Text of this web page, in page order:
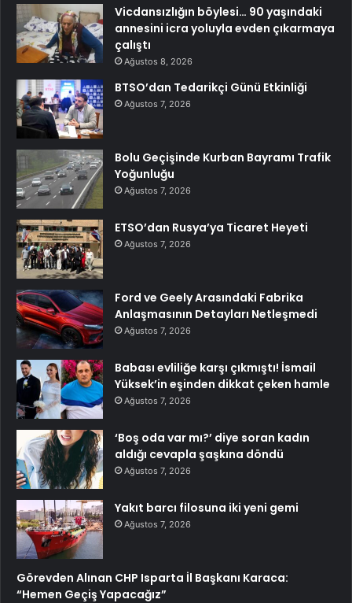
Vicdansızlığın böylesi… 90 yaşındaki
annesini icra yoluyla evden çıkarmaya
çalıştı
Ağustos 8, 2026
BTSO’dan Tedarikçi Günü Etkinliği
Ağustos 7, 2026
Bolu Geçişinde Kurban Bayramı Trafik
Yoğunluğu
Ağustos 7, 2026
ETSO’dan Rusya’ya Ticaret Heyeti
Ağustos 7, 2026
Ford ve Geely Arasındaki Fabrika
Anlaşmasının Detayları Netleşmedi
Ağustos 7, 2026
Babası evliliğe karşı çıkmıştı! İsmail
Yüksek’in eşinden dikkat çeken hamle
Ağustos 7, 2026
‘Boş oda var mı?’ diye soran kadın
aldığı cevapla şaşkına döndü
Ağustos 7, 2026
Yakıt barcı filosuna iki yeni gemi
Ağustos 7, 2026
Görevden Alınan CHP Isparta İl Başkanı Karaca:
“Hemen Geçiş Yapacağız”